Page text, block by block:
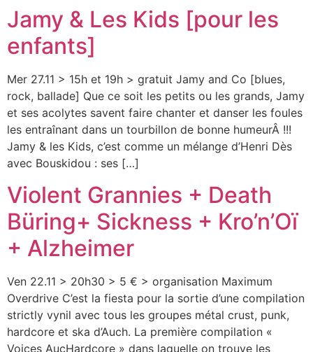
Jamy & Les Kids [pour les
enfants]
Mer 27.11 > 15h et 19h > gratuit Jamy and Co [blues,
rock, ballade] Que ce soit les petits ou les grands, Jamy
et ses acolytes savent faire chanter et danser les foules
les entraînant dans un tourbillon de bonne humeurÂ !!!
Jamy & les Kids, c’est comme un mélange d’Henri Dès
avec Bouskidou : ses […]
Violent Grannies + Death
Büring+ Sickness + Kro’n’Oï
+ Alzheimer
Ven 22.11 > 20h30 > 5 € > organisation Maximum
Overdrive C’est la fiesta pour la sortie d’une compilation
strictly vynil avec tous les groupes métal crust, punk,
hardcore et ska d’Auch. La première compilation «
Voices AucHardcore » dans laquelle on trouve les